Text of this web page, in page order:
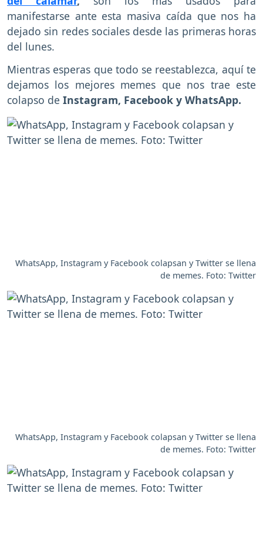
manifestarse ante esta masiva caída que nos ha
dejado sin redes sociales desde las primeras horas
del lunes.
Mientras esperas que todo se reestablezca, aquí te
dejamos los mejores memes que nos trae este
colapso de Instagram, Facebook y WhatsApp.
WhatsApp, Instagram y Facebook colapsan y Twitter se llena
de memes. Foto: Twitter
WhatsApp, Instagram y Facebook colapsan y Twitter se llena
de memes. Foto: Twitter